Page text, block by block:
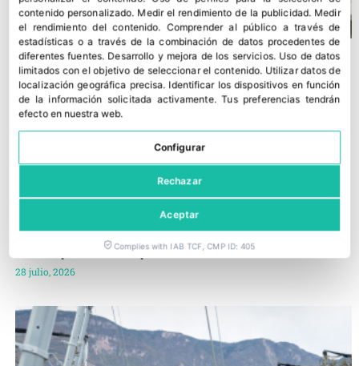
Cataluña recupera su potencial en manzana, pero el calor
limita la producción de pera
28 julio, 2026
contenido personalizado. Medir el rendimiento de la publicidad. Medir
el rendimiento del contenido.Comprender al público a través de
estadísticas o a través de la combinación de datos procedentes de
diferentes fuentes. Desarrollo y mejora de los servicios. Uso de datos
limitados con el objetivo de seleccionar el contenido. Utilizar datos de
localización geográfica precisa. Identificar los dispositivos en función
de la información solicitada activamente.Tus preferencias tendrán
efecto en nuestra web.
Configurar
Rechazar
Aceptar
Complies with IAB TCF, CMP ID: 405